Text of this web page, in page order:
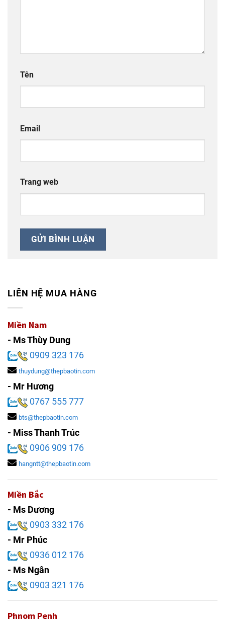
Tên
Email
Trang web
LIÊN HỆ MUA HÀNG
Miền Nam
- Ms Thùy Dung
0909 323 176
thuydung@thepbaotin.com
- Mr Hương
0767 555 777
bts@thepbaotin.com
- Miss Thanh Trúc
0906 909 176
hangntt@thepbaotin.com
Miền Bắc
- Ms Dương
0903 332 176
- Mr Phúc
0936 012 176
- Ms Ngân
0903 321 176
Phnom Penh